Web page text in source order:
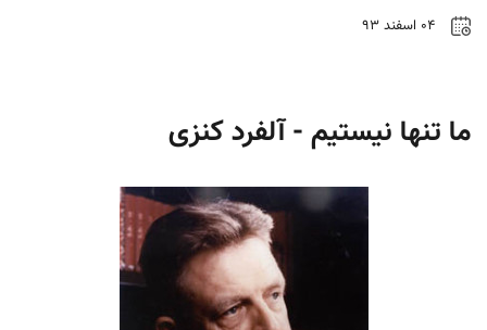
ما تنها نیستیم - آلفرد کنزی